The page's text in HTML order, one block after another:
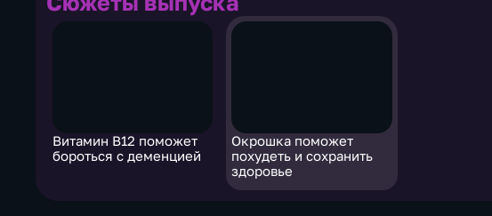
Витамин В12 поможет
бороться с деменцией
Окрошка поможет
похудеть и сохранить
здоровье